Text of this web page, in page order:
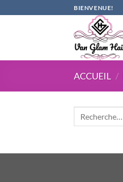
au
BIENVENUE!
ACCUEIL /